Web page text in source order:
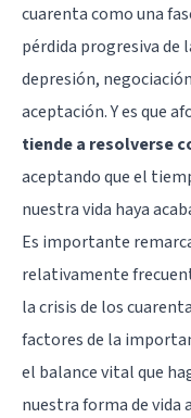
cuarenta como una
pérdida progresiva de
depresión,
aceptación. Y es que
tiende a resolverse
aceptando que el
nuestra vida haya
Es importante
relativamente
la crisis de los
factores de la
el balance vital que
nuestra forma de vida